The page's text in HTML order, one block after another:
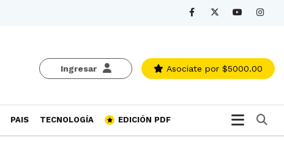
Ingresar Asociate por $5000.00
PAIS TECNOLOGÍA EDICIÓN PDF